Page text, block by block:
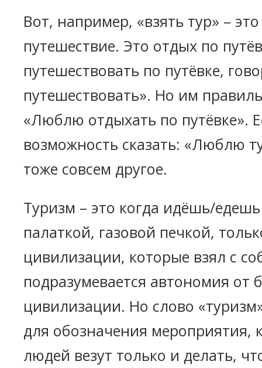
Вот, например, «взять тур» –
путешествие. Это отдых по
путешествовать по путёвке,
путешествовать». Но им
«Люблю отдыхать по путёвке».
возможность сказать: «Люблю
тоже совсем другое.
Туризм – это когда идёшь/
палаткой, газовой печкой,
цивилизации, которые взял с
подразумевается автономия от
цивилизации. Но слово
для обозначения мероприятия,
людей везут только и делать,